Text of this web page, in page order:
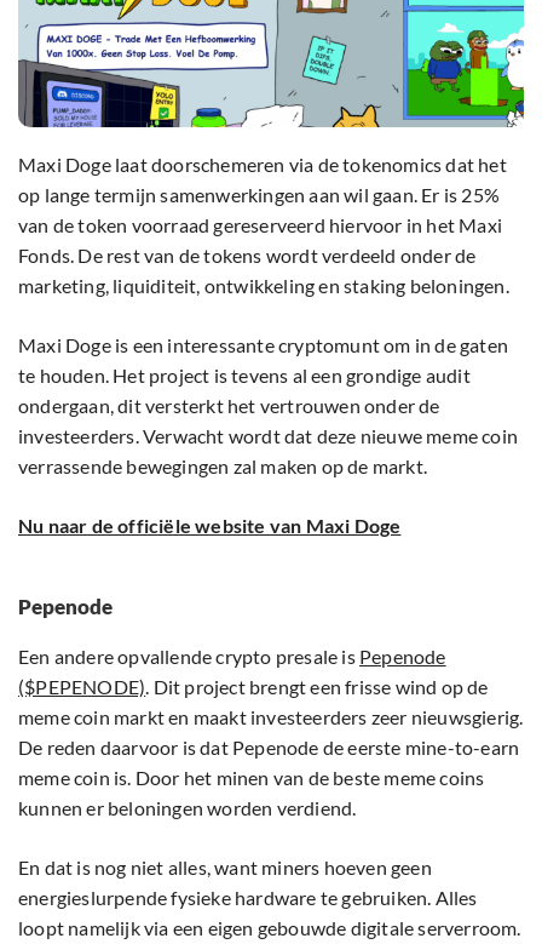
Maxi Doge laat doorschemeren via de tokenomics dat het
op lange termijn samenwerkingen aan wil gaan. Er is 25%
van de token voorraad gereserveerd hiervoor in het Maxi
Fonds. De rest van de tokens wordt verdeeld onder de
marketing, liquiditeit, ontwikkeling en staking beloningen.
Maxi Doge is een interessante cryptomunt om in de gaten
te houden. Het project is tevens al een grondige audit
ondergaan, dit versterkt het vertrouwen onder de
investeerders. Verwacht wordt dat deze nieuwe meme coin
verrassende bewegingen zal maken op de markt.
Nu naar de officiële website van Maxi Doge
Pepenode
Een andere opvallende crypto presale is Pepenode
($PEPENODE) . Dit project brengt een frisse wind op de
meme coin markt en maakt investeerders zeer nieuwsgierig.
De reden daarvoor is dat Pepenode de eerste mine-to-earn
meme coin is. Door het minen van de beste meme coins
kunnen er beloningen worden verdiend.
En dat is nog niet alles, want miners hoeven geen
energieslurpende fysieke hardware te gebruiken. Alles
loopt namelijk via een eigen gebouwde digitale serverroom.